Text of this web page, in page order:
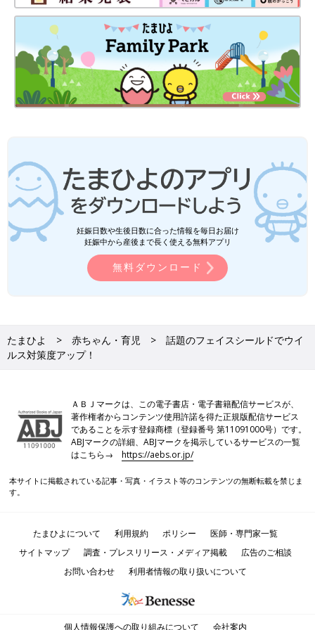
妊娠日数や生後日数に合った情報を毎日お届け
妊娠中から産後まで長く使える無料アプリ
無料ダウンロード
たまひよ 赤ちゃん・育児
話題のフェイスシールドでウイ
ルス対策度アップ！
ＡＢＪマークは、この電子書店・電子書籍配信サービスが、
著作権者からコンテンツ使用許諾を得た正規版配信サービス
であることを示す登録商標（登録番号 第11091000号）です。
ABJマークの詳細、ABJマークを掲示しているサービスの一覧
はこちら→https://aebs.or.jp/
本サイトに掲載されている記事・写真・イラスト等のコンテンツの無断転載を禁じま
す。
たまひよについて 利用規約 ポリシー
医師・専門家一覧
サイトマップ
調査・プレスリリース・メディア掲載
広告のご相談
お問い合わせ
利用者情報の取り扱いについて
個人情報保護への取り組みについて 会社案内